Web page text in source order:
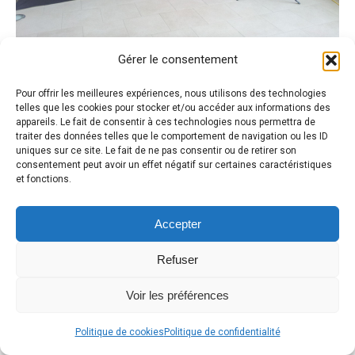
Gérer le consentement
Pour offrir les meilleures expériences, nous utilisons des technologies
telles que les cookies pour stocker et/ou accéder aux informations des
appareils. Le fait de consentir à ces technologies nous permettra de
traiter des données telles que le comportement de navigation ou les ID
uniques sur ce site. Le fait de ne pas consentir ou de retirer son
consentement peut avoir un effet négatif sur certaines caractéristiques
et fonctions.
Accepter
Refuser
Voir les préférences
Politique de cookies Politique de confidentialité